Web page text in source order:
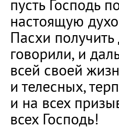
пусть Господь
настоящую
Пасхи
говорили, и
всей своей
и телесных,
и на всех
всех Господь!